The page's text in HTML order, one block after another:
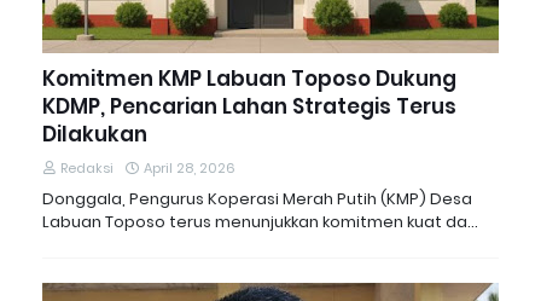
Komitmen KMP Labuan Toposo Dukung
KDMP, Pencarian Lahan Strategis Terus
Dilakukan
Redaksi April 28, 2026
Donggala, Pengurus Koperasi Merah Putih (KMP) Desa
Labuan Toposo terus menunjukkan komitmen kuat da…